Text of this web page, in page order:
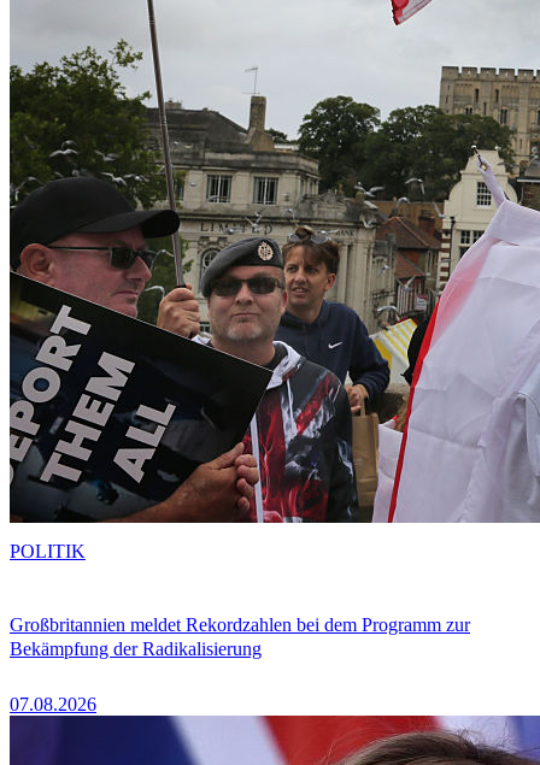
Großbritannien meldet Rekordzahlen bei dem Programm zur
Bekämpfung der Radikalisierung
07.08.2026
POLITIK